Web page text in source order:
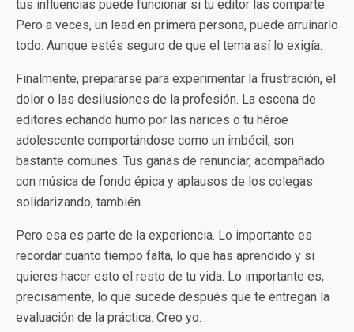
tus influencias puede funcionar si tu editor las comparte.
Pero a veces, un lead en primera persona, puede arruinarlo
todo. Aunque estés seguro de que el tema así lo exigía.
Finalmente, prepararse para experimentar la frustración, el
dolor o las desilusiones de la profesión. La escena de
editores echando humo por las narices o tu héroe
adolescente comportándose como un imbécil, son
bastante comunes. Tus ganas de renunciar, acompañado
con música de fondo épica y aplausos de los colegas
solidarizando, también.
Pero esa es parte de la experiencia. Lo importante es
recordar cuanto tiempo falta, lo que has aprendido y si
quieres hacer esto el resto de tu vida. Lo importante es,
precisamente, lo que sucede después que te entregan la
evaluación de la práctica. Creo yo.